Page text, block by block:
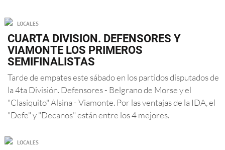
LOCALES
CUARTA DIVISION. DEFENSORES Y
VIAMONTE LOS PRIMEROS
SEMIFINALISTAS
Tarde de empates este sábado en los partidos disputados de
la 4ta División. Defensores - Belgrano de Morse y el
"Clasiquito" Alsina - Viamonte. Por las ventajas de la IDA, el
"Defe" y "Decanos" están entre los 4 mejores.
LOCALES